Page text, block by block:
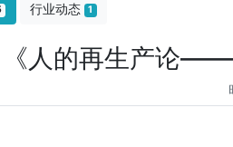
行业动态 1
《人的再生产论